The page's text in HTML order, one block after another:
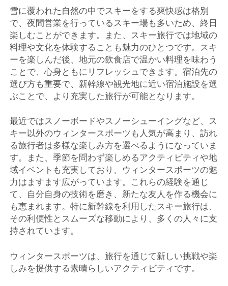
雪に覆われた自然の中でスキーをする爽快感は格別
で、夜間営業を行っているスキー場も多いため、終日
楽しむことができます。また、スキー旅行では地域の
料理や文化を体験することも魅力のひとつです。スキ
ーを楽しんだ後、地元の飲食店で温かい料理を味わう
ことで、心身ともにリフレッシュできます。宿泊先の
選び方も重要で、新幹線や観光地に近い宿泊施設を選
ぶことで、より充実した旅行が可能となります。
最近ではスノーボードやスノーシューイングなど、ス
キー以外のウィンタースポーツも人気が高まり、訪れ
る旅行者は多様な楽しみ方を選べるようになっていま
す。また、季節を問わず楽しめるアクティビティや地
域イベントも充実しており、ウィンタースポーツの魅
力はますます広がっています。これらの経験を通じ
て、自分自身の技術を磨き、新たな友人を作る機会に
も恵まれます。特に新幹線を利用したスキー旅行は、
その利便性とスムーズな移動により、多くの人々に支
持されています。
ウィンタースポーツは、旅行を通じて新しい挑戦や楽
しみを提供する素晴らしいアクティビティです。